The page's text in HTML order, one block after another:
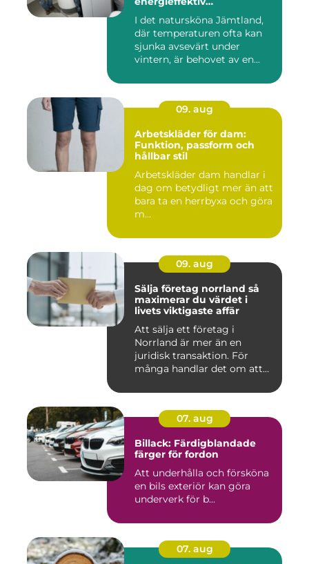
I det natursköna Jämtland,
där temperaturen ofta kan
sjunka avsevärt under
vintern, är behovet av en...
09. aug
Arbetskläder för dam:
Funktion, passform och
hållbar stil
Arbetskläder dam handlar i
dag om betydligt mer än att
bara ta en herrbyxa och göra
m...
09. aug
Sälja företag norrland så
maximerar du värdet i
livets viktigaste affär
Att sälja ett företag i
Norrland är mer än en
juridisk transaktion. För
många handlar det om att
07. aug
Billack: Färdigblandade
färger för fordon
Att underhålla och försköna
en bils exteriör kan göra
underverk för b...
07. aug